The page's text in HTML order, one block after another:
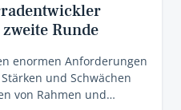
Runde
enormen Anforderungen
und Schwächen
von Rahmen und…